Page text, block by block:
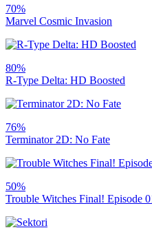
70%
Marvel Cosmic Invasion
80%
R-Type Delta: HD Boosted
76%
Terminator 2D: No Fate
50%
Trouble Witches Final! Episode